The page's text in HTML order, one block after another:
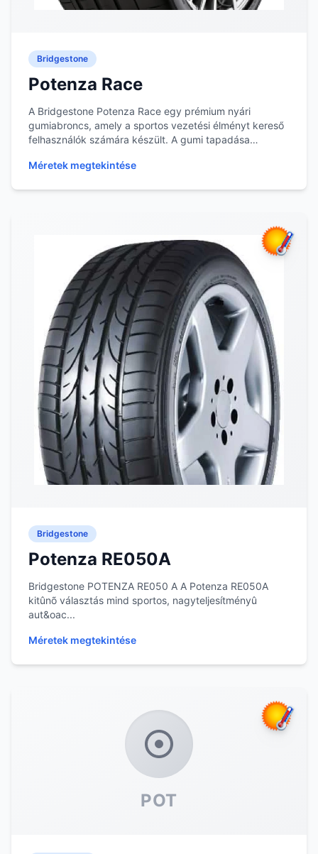
Bridgestone
Potenza Race
A Bridgestone Potenza Race egy prémium nyári
gumiabroncs, amely a sportos vezetési élményt kereső
felhasználók számára készült. A gumi tapadása
Méretek megtekintése
Bridgestone
Potenza RE050A
Bridgestone POTENZA RE050 A A Potenza RE050A
kitûnõ választás mind sportos, nagyteljesítményû
aut&oac...
Méretek megtekintése
POT